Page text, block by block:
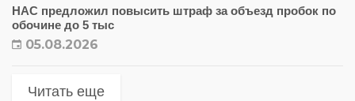
НАС предложил повысить штраф за объезд пробок по
обочине до 5 тыс
05.08.2026
Читать еще